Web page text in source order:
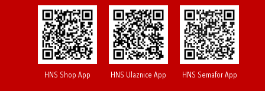
HNS Shop App HNS Ulaznice App HNS Semafor App